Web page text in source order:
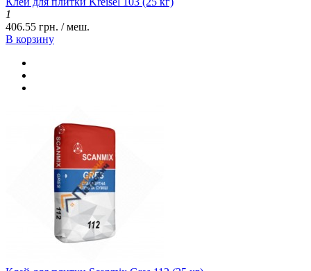
1
406.55 грн. / меш.
В корзину